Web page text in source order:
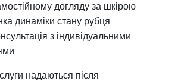
догляду за шкірою
динаміки стану рубця
з індивідуальними
надаються після